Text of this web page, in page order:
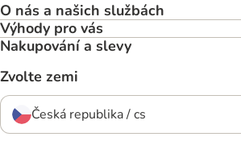
O nás a našich službách
Výhody pro vás
Nakupování a slevy
Zvolte zemi
Česká republika / cs